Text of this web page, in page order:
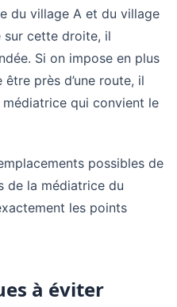
du village A et du village
sur cette droite, il
Si on impose en plus
près d’une route, il
qui convient le
possibles de
de la médiatrice du
les points
à éviter